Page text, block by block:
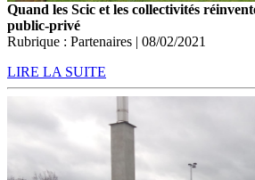
Quand les Scic et les collectivités
public-privé
Rubrique : Partenaires | 08/02/2021
LIRE LA SUITE